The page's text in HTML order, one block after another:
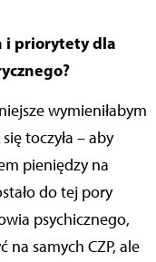
i priorytety dla
wymieniłabym
toczyła – aby
pieniędzy na
do tej pory
psychicznego,
na samych CZP, ale